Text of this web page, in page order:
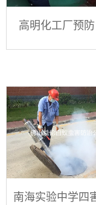
高明化工厂预
南海实验中学四